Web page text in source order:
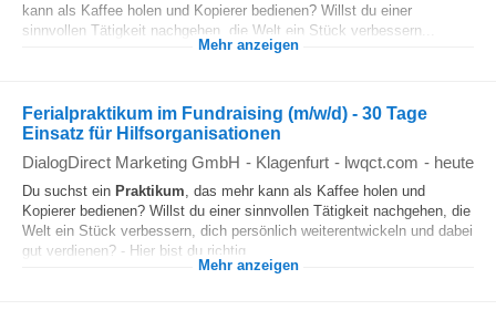
kann als Kaffee holen und Kopierer bedienen? Willst du einer
sinnvollen Tätigkeit nachgehen, die Welt ein Stück verbessern...
Mehr anzeigen
Ferialpraktikum im Fundraising (m/w/d) - 30 Tage
Einsatz für Hilfsorganisationen
DialogDirect Marketing GmbH - Klagenfurt - lwqct.com - heute
Du suchst ein Praktikum, das mehr kann als Kaffee holen und
Kopierer bedienen? Willst du einer sinnvollen Tätigkeit nachgehen, die
Welt ein Stück verbessern, dich persönlich weiterentwickeln und dabei
gut verdienen? - Hier bist du richtig...
Mehr anzeigen